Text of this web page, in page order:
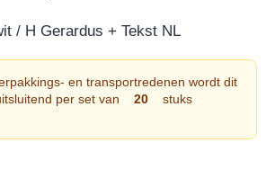
/ H Gerardus + Tekst NL
en transportredenen wordt dit
per set van
20
stuks